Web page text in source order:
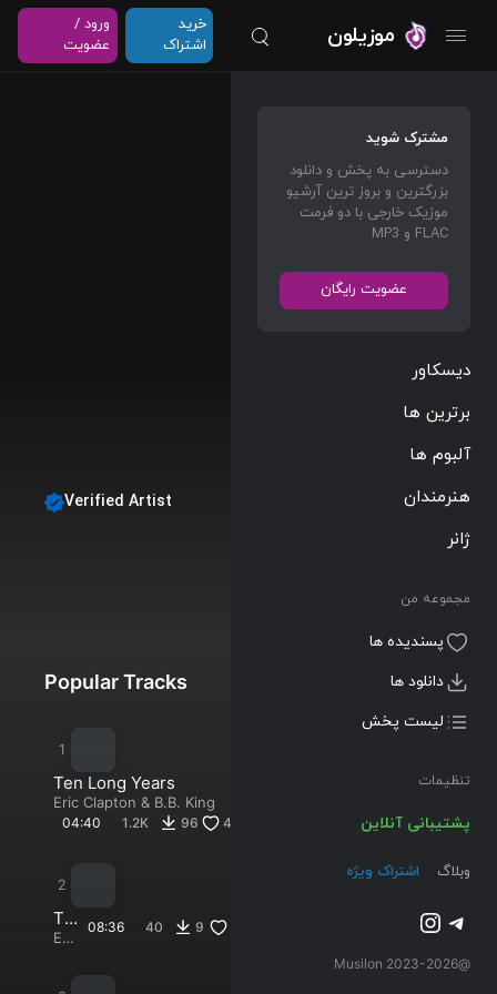
موزیلون
خرید
اشتراک
ورود /
عضویت
مشترک شوید
دسترسی به پخش و دانلود
بزرگترین و بروز ترین آرشیو
موزیک خارجی با دو فرمت
FLAC و MP3
عضویت رایگان
دیسکاور
برترین ها
آلبوم ها
هنرمندان
ژانر
مجموعه من
پسندیده ها
دانلود ها
لیست پخش
تنظیمات
پشتیبانی آنلاین
وبلاگ اشتراک ویژه
تلگراماینستاگرم
@2023-2026 Musilon
Verified Artist
Popular Tracks
Ten Long Years
Eric Clapton & B.B. King
04:40 1.2K 96 43
Th
re
Eric
08:36 40 9
New Tracks